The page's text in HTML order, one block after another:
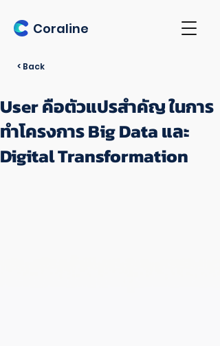
Coraline
< Back
User คือตัวแปรสำคัญ ในการ
ทำโครงการ Big Data และ
Digital Transformation